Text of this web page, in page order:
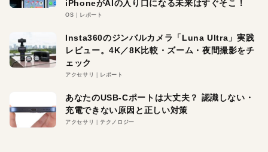
iPhoneがAIの入り口になる未来はすぐそこ！
OS レポート
Insta360のジンバルカメラ「Luna Ultra」実践
レビュー。4K／8K比較・ズーム・夜間撮影をチ
ェック
アクセサリ レポート
あなたのUSB-Cポートは大丈夫？ 認識しない・
充電できない原因と正しい対策
アクセサリ テクノロジー